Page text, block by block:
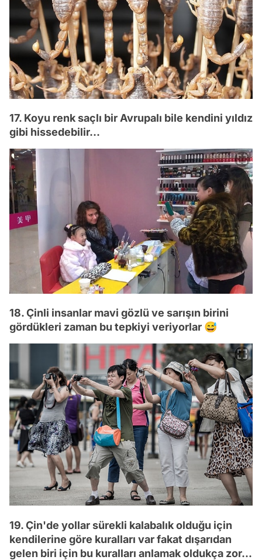
17. Koyu renk saçlı bir Avrupalı bile kendini yıldız
gibi hissedebilir...
18. Çinli insanlar mavi gözlü ve sarışın birini
gördükleri zaman bu tepkiyi veriyorlar 😅
19. Çin'de yollar sürekli kalabalık olduğu için
kendilerine göre kuralları var fakat dışarıdan
gelen biri için bu kuralları anlamak oldukça zor...